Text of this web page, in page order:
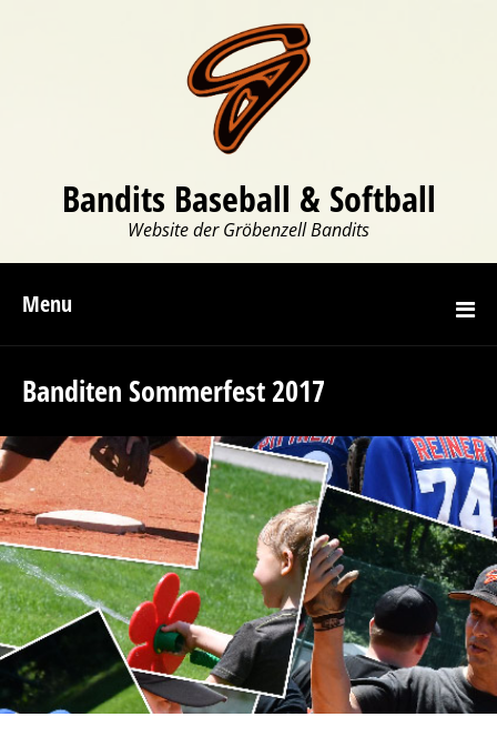
Bandits Baseball & Softball
Website der Gröbenzell Bandits
Menu
Banditen Sommerfest 2017